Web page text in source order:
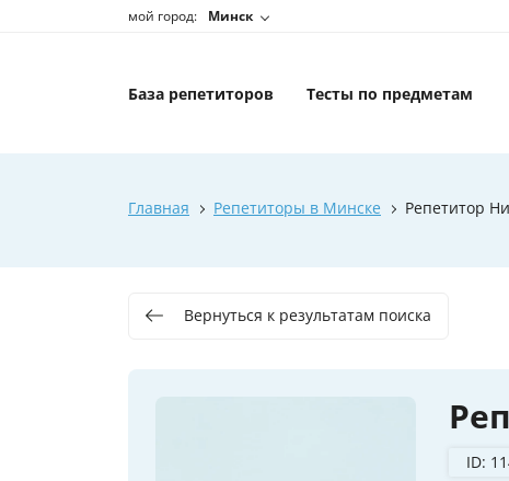
мой город: Минск
База репетиторов Тесты по предметам
Главная Репетиторы в Минске Репетитор
Вернуться к результатам поиска
ID: